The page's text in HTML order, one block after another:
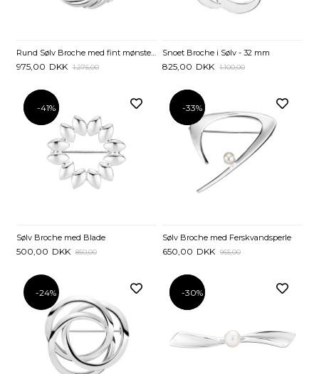
Rund Sølv Broche med fint mønster - 34 mm
975,00 DKK 1.275,00
Snoet Broche i Sølv - 32 mm
825,00 DKK 1.100,00
-41%
-41%
Sølv Broche med Blade
500,00 DKK 850,00
-33%
-33%
Sølv Broche med Ferskvandsperle
650,00 DKK 965,00
-24% -30%
-30%